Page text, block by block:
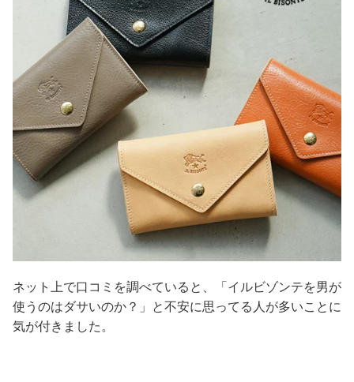
ネット上で口コミを調べていると、「イルビゾンテを男が
使うのはダサいのか？」と不安に思ってる人が多いことに
気が付きました。